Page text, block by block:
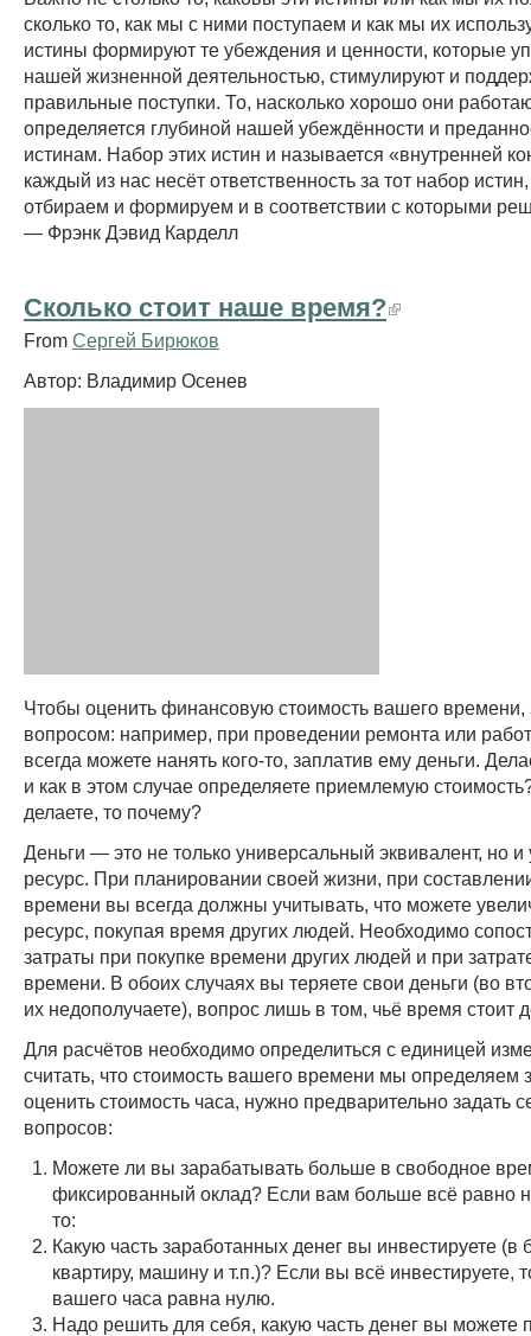
сколько то, как мы с ними поступаем и как мы их
истины формируют те убеждения и ценности, которые
нашей жизненной деятельностью, стимулируют и
правильные поступки. То, насколько хорошо они
определяется глубиной нашей убеждённости и
истинам. Набор этих истин и называется «внутренней
каждый из нас несёт ответственность за тот набор
отбираем и формируем и в соответствии с которыми
— Фрэнк Дэвид Карделл
Сколько стоит наше время?
From Сергей Бирюков
Автор: Владимир Осенев
Чтобы оценить финансовую стоимость вашего времени,
вопросом: например, при проведении ремонта или
всегда можете нанять кого-то, заплатив ему деньги.
и как в этом случае определяете приемлемую
делаете, то почему?
Деньги — это не только универсальный эквивалент, но
ресурс. При планировании своей жизни, при
времени вы всегда должны учитывать, что можете
ресурс, покупая время других людей. Необходимо
затраты при покупке времени других людей и при
времени. В обоих случаях вы теряете свои деньги (во
их недополучаете), вопрос лишь в том, чьё время стоит
Для расчётов необходимо определиться с единицей
считать, что стоимость вашего времени мы определяем
оценить стоимость часа, нужно предварительно задать
вопросов:
Можете ли вы зарабатывать больше в свободное
фиксированный оклад? Если вам больше всё равно
то:
Какую часть заработанных денег вы инвестируете (в
квартиру, машину и т.п.)? Если вы всё инвестируете,
вашего часа равна нулю.
Надо решить для себя, какую часть денег вы можете